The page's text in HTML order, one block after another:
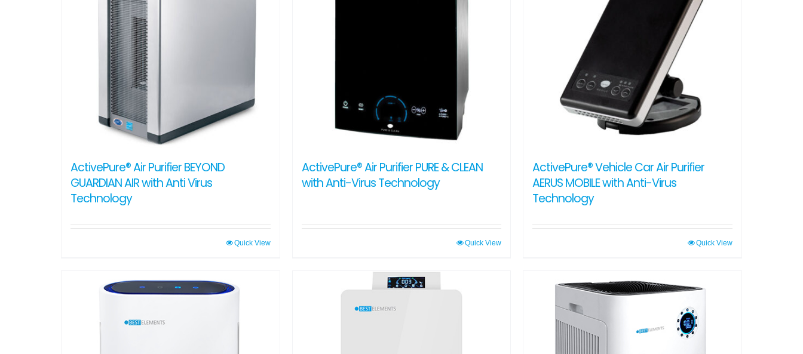
ActivePure® Air Purifier BEYOND
GUARDIAN AIR with Anti Virus
Technology
Quick View
ActivePure® Air Purifier PURE & CLEAN
with Anti-Virus Technology
Quick View
ActivePure® Vehicle Car Air Purifier
AERUS MOBILE with Anti-Virus
Technology
Quick View